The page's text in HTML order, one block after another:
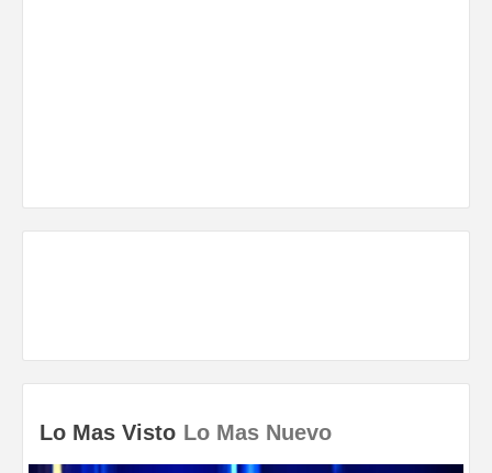
Lo Mas Visto Lo Mas Nuevo